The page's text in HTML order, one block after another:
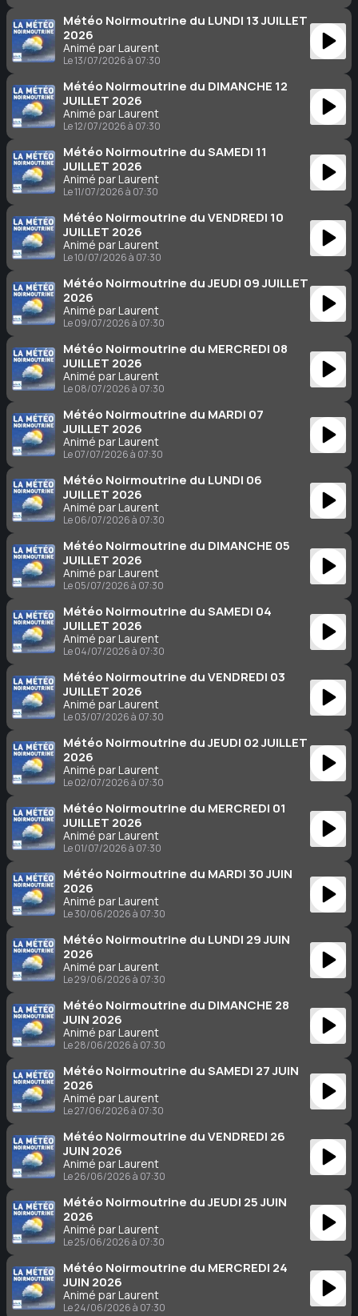
Météo Noirmoutrine du LUNDI 13 JUILLET
2026
Animé par Laurent
Le 13/07/2026 à 07:30
Météo Noirmoutrine du DIMANCHE 12
JUILLET 2026
Animé par Laurent
Le 12/07/2026 à 07:30
Météo Noirmoutrine du SAMEDI 11
JUILLET 2026
Animé par Laurent
Le 11/07/2026 à 07:30
Météo Noirmoutrine du VENDREDI 10
JUILLET 2026
Animé par Laurent
Le 10/07/2026 à 07:30
Météo Noirmoutrine du JEUDI 09 JUILLET
2026
Animé par Laurent
Le 09/07/2026 à 07:30
Météo Noirmoutrine du MERCREDI 08
JUILLET 2026
Animé par Laurent
Le 08/07/2026 à 07:30
Météo Noirmoutrine du MARDI 07
JUILLET 2026
Animé par Laurent
Le 07/07/2026 à 07:30
Météo Noirmoutrine du LUNDI 06
JUILLET 2026
Animé par Laurent
Le 06/07/2026 à 07:30
Météo Noirmoutrine du DIMANCHE 05
JUILLET 2026
Animé par Laurent
Le 05/07/2026 à 07:30
Météo Noirmoutrine du SAMEDI 04
JUILLET 2026
Animé par Laurent
Le 04/07/2026 à 07:30
Météo Noirmoutrine du VENDREDI 03
JUILLET 2026
Animé par Laurent
Le 03/07/2026 à 07:30
Météo Noirmoutrine du JEUDI 02 JUILLET
2026
Animé par Laurent
Le 02/07/2026 à 07:30
Météo Noirmoutrine du MERCREDI 01
JUILLET 2026
Animé par Laurent
Le 01/07/2026 à 07:30
Météo Noirmoutrine du MARDI 30 JUIN
2026
Animé par Laurent
Le 30/06/2026 à 07:30
Météo Noirmoutrine du LUNDI 29 JUIN
2026
Animé par Laurent
Le 29/06/2026 à 07:30
Météo Noirmoutrine du DIMANCHE 28
JUIN 2026
Animé par Laurent
Le 28/06/2026 à 07:30
Météo Noirmoutrine du SAMEDI 27 JUIN
2026
Animé par Laurent
Le 27/06/2026 à 07:30
Météo Noirmoutrine du VENDREDI 26
JUIN 2026
Animé par Laurent
Le 26/06/2026 à 07:30
Météo Noirmoutrine du JEUDI 25 JUIN
2026
Animé par Laurent
Le 25/06/2026 à 07:30
Météo Noirmoutrine du MERCREDI 24
JUIN 2026
Animé par Laurent
Le 24/06/2026 à 07:30